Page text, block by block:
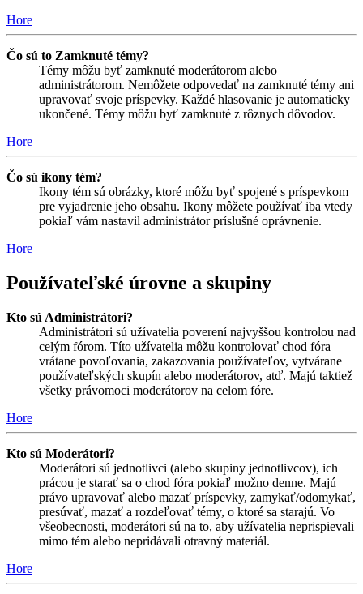
Hore
Čo sú to Zamknuté témy?
Témy môžu byť zamknuté moderátorom alebo
administrátorom. Nemôžete odpovedať na zamknuté témy ani
upravovať svoje príspevky. Každé hlasovanie je automaticky
ukončené. Témy môžu byť zamknuté z rôznych dôvodov.
Hore
Čo sú ikony tém?
Ikony tém sú obrázky, ktoré môžu byť spojené s príspevkom
pre vyjadrenie jeho obsahu. Ikony môžete používať iba vtedy
pokiaľ vám nastavil administrátor príslušné oprávnenie.
Hore
Používateľské úrovne a skupiny
Kto sú Administrátori?
Administrátori sú užívatelia poverení najvyššou kontrolou nad
celým fórom. Títo užívatelia môžu kontrolovať chod fóra
vrátane povoľovania, zakazovania používateľov, vytvárane
používateľských skupín alebo moderátorov, atď. Majú taktiež
všetky právomoci moderátorov na celom fóre.
Hore
Kto sú Moderátori?
Moderátori sú jednotlivci (alebo skupiny jednotlivcov), ich
prácou je starať sa o chod fóra pokiaľ možno denne. Majú
právo upravovať alebo mazať príspevky, zamykať/odomykať,
presúvať, mazať a rozdeľovať témy, o ktoré sa starajú. Vo
všeobecnosti, moderátori sú na to, aby užívatelia neprispievali
mimo tém alebo nepridávali otravný materiál.
Hore